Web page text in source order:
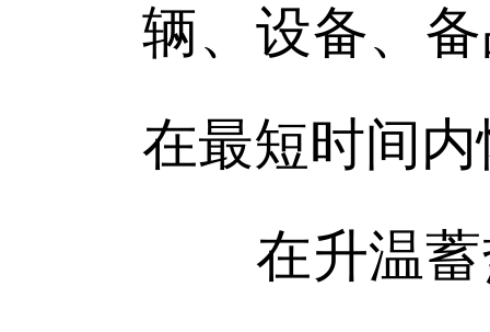
辆、设备、
在最短时间
在升温蓄